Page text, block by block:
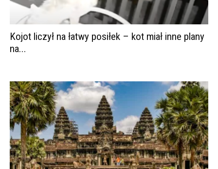
Kojot liczył na łatwy posiłek – kot miał inne plany
na...